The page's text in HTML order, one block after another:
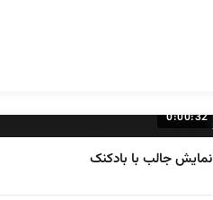
0:00:32
نمایش جالب با بادکنک